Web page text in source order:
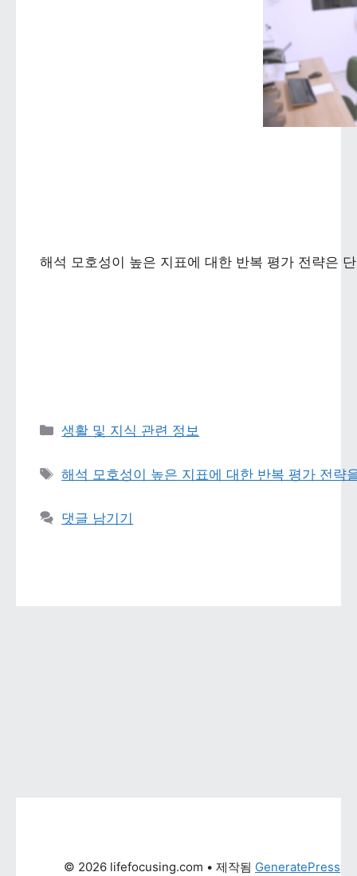
해석 모호성이 높은 지표에 대한 반복 평가 전략은
카테고리
생활 및 지식 관련 정보
태그
해석 모호성이 높은 지표에 대한 반복 평가 전략
댓글 남기기
© 2026 lifefocusing.com • 제작됨 GeneratePress